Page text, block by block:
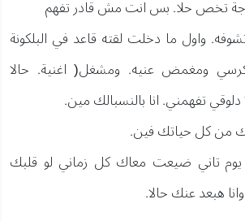
تخص حلا. بس انت مش قادر تفهم
واول ما دخلت لقته قاعد في البلكونة
ومغمض عنيه. ومشغل( اغنية. حالا
تفهمني. انا بالنسبالك مين.
من كل حياتك فين.
يوم تاني ضيعت معاك كل زماني لو قلبك
هبعد عنك حالا.